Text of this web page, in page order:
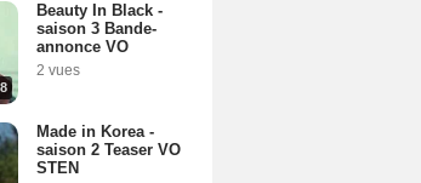
Beauty In Black -
saison 3 Bande-
annonce VO
2 vues
Made in Korea -
saison 2 Teaser VO
STEN